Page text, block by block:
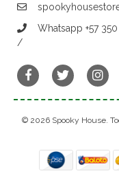
Whatsapp +57
/
© 2026 Spooky House.